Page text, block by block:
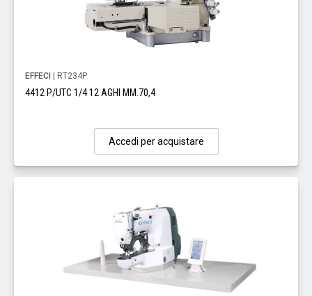
EFFECI | RT234P
4412 P/UTC 1/4 12 AGHI MM.70,4
Accedi per acquistare